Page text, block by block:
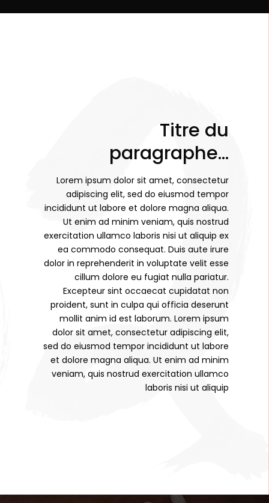
Titre du
paragraphe…
Lorem ipsum dolor sit amet, consectetur
adipiscing elit, sed do eiusmod tempor
incididunt ut labore et dolore magna aliqua.
Ut enim ad minim veniam, quis nostrud
exercitation ullamco laboris nisi ut aliquip ex
ea commodo consequat. Duis aute irure
dolor in reprehenderit in voluptate velit esse
cillum dolore eu fugiat nulla pariatur.
Excepteur sint occaecat cupidatat non
proident, sunt in culpa qui officia deserunt
mollit anim id est laborum. Lorem ipsum
dolor sit amet, consectetur adipiscing elit,
sed do eiusmod tempor incididunt ut labore
et dolore magna aliqua. Ut enim ad minim
veniam, quis nostrud exercitation ullamco
laboris nisi ut aliquip